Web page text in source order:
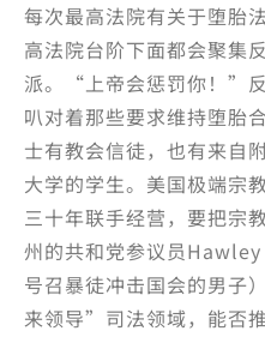
每次最高法院有关于堕胎
高法院台阶下面都会聚集
派。“上帝会惩罚你！”
叭对着那些要求维持堕胎
士有教会信徒，也有来自
大学的学生。美国极端宗
三十年联手经营，要把宗
州的共和党参议员
号召暴徒冲击国会的男子
来领导”司法领域，能否